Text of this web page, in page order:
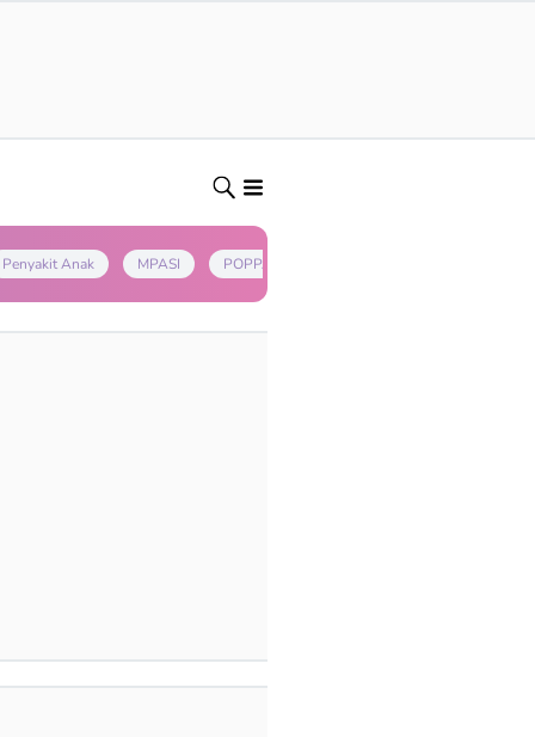
Penyakit Anak MPASI POPPAPA